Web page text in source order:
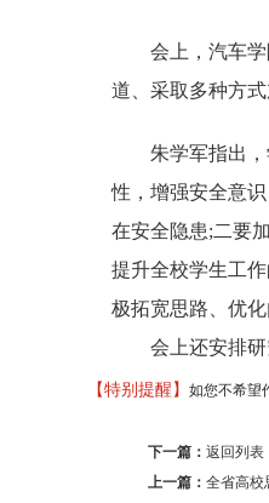
会上，汽车学院
道、采取多种方
朱学军指出，学
性，增强安全意
在安全隐患;二要
提升全校学生工
极拓宽思路、优
会上还安排研
【特别提醒】 如您不希望
下一篇： 返回列表
上一篇： 全省高校